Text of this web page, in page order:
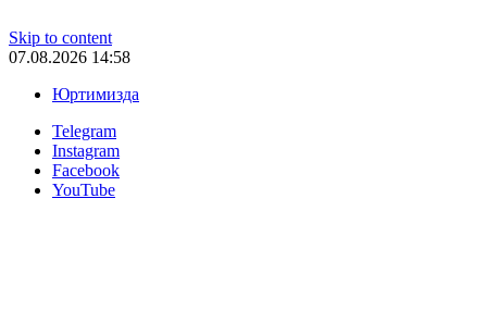
Skip to content
07.08.2026 14:58
Юртимизда
Telegram
Instagram
Facebook
YouTube